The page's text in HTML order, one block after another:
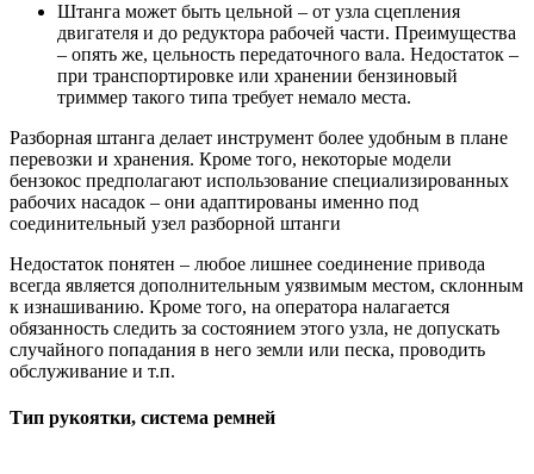
Штанга может быть цельной – от узла сцепления
двигателя и до редуктора рабочей части. Преимущества
– опять же, цельность передаточного вала. Недостаток –
при транспортировке или хранении бензиновый
триммер такого типа требует немало места.
Разборная штанга делает инструмент более удобным в плане
перевозки и хранения. Кроме того, некоторые модели
бензокос предполагают использование специализированных
рабочих насадок – они адаптированы именно под
соединительный узел разборной штанги
Недостаток понятен – любое лишнее соединение привода
всегда является дополнительным уязвимым местом, склонным
к изнашиванию. Кроме того, на оператора налагается
обязанность следить за состоянием этого узла, не допускать
случайного попадания в него земли или песка, проводить
обслуживание и т.п.
Тип рукоятки, система ремней